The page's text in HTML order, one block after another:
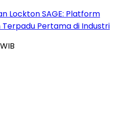
Lockton SAGE: Platform
Pertama di Industri